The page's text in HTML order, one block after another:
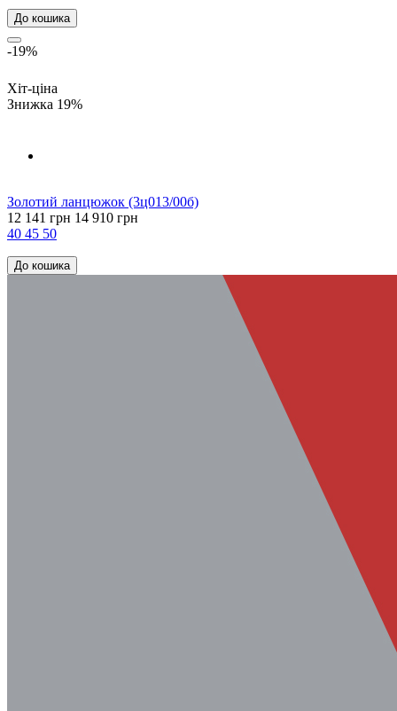
До кошика
-19%
Хіт-ціна
Знижка 19%
Золотий ланцюжок (3ц013/00б)
12 141 грн 14 910 грн
40 45 50
До кошика